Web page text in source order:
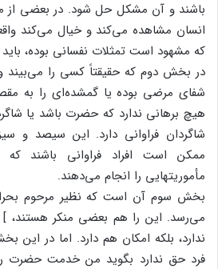
باشند و آن‌ مشکل‌ حل‌ شود. در بعضی‌ از
انسان‌ مشاهده‌ می‌کند و خیال‌ می‌کند
که‌ مشهود است‌ تمثلات‌ نفسانی‌ بوده‌،
در بخش‌ دوم‌ که‌ حقیقتاً کسی‌ را
شفای‌ مرضی‌ بوده‌ یا گمشده‌ای‌ را به‌
هیچ‌ برهانی‌ ندارد که‌ حضرت‌ باشد یا
شاگردان‌ فراوانی‌ دارد. این‌ سیصد و
ممکن‌ است‌ افراد فراوانی‌ باشند
مأموریتهایی‌ را انجام‌ می‌دهند.
بخش‌ سوم‌ آن‌ است‌ که‌ نظیر مرحوم‌
می‌رسد. این‌ را هم‌ بعضی‌ منکر هستند،